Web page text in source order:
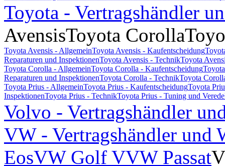
Toyota - Vertragshändler
AvensisToyota Corolla
Toyota Avensis - AllgemeinToyota Avensis - Kaufentscheidung
Reparaturen und InspektionenToyota Avensis - TechnikToyota
Toyota Corolla - AllgemeinToyota Corolla - Kaufentscheidung
Reparaturen und InspektionenToyota Corolla - TechnikToyota
Toyota Prius - AllgemeinToyota Prius - KaufentscheidungToyota
InspektionenToyota Prius - TechnikToyota Prius - Tuning und
Volvo - Vertragshändler
VW - Vertragshändler und
EosVW Golf VVW Passat